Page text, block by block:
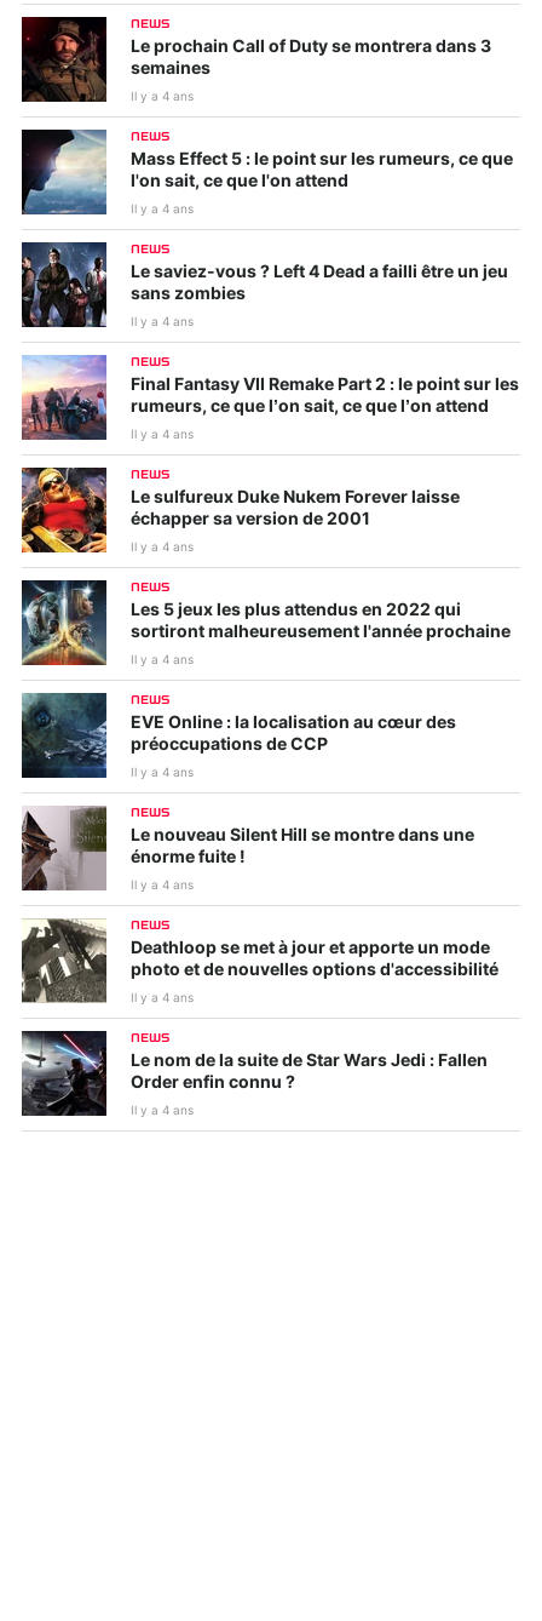
NEWS
Le prochain Call of Duty se montrera dans 3
semaines
Il y a 4 ans
NEWS
Mass Effect 5 : le point sur les rumeurs, ce que
l'on sait, ce que l'on attend
Il y a 4 ans
NEWS
Le saviez-vous ? Left 4 Dead a failli être un jeu
sans zombies
Il y a 4 ans
NEWS
Final Fantasy VII Remake Part 2 : le point sur les
rumeurs, ce que l’on sait, ce que l’on attend
Il y a 4 ans
NEWS
Le sulfureux Duke Nukem Forever laisse
échapper sa version de 2001
Il y a 4 ans
NEWS
Les 5 jeux les plus attendus en 2022 qui
sortiront malheureusement l'année prochaine
Il y a 4 ans
NEWS
EVE Online : la localisation au cœur des
préoccupations de CCP
Il y a 4 ans
NEWS
Le nouveau Silent Hill se montre dans une
énorme fuite !
Il y a 4 ans
NEWS
Deathloop se met à jour et apporte un mode
photo et de nouvelles options d'accessibilité
Il y a 4 ans
NEWS
Le nom de la suite de Star Wars Jedi : Fallen
Order enfin connu ?
Il y a 4 ans